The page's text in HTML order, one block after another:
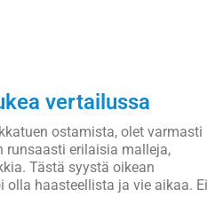
vertailussa
ostamista, olet varmasti
runsaasti erilaisia malleja,
Tästä syystä oikean
olla haasteellista ja vie aikaa. Ei